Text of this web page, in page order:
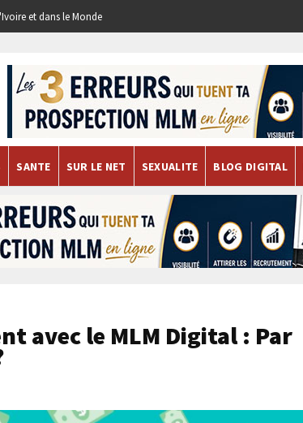
et dans le Monde
SANTE SUR LE NET SEXUALITE BLOG DIGITAL
avec le MLM Digital : Par